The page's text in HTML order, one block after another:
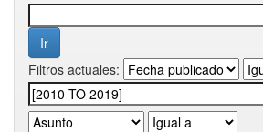
Filtros actuales: